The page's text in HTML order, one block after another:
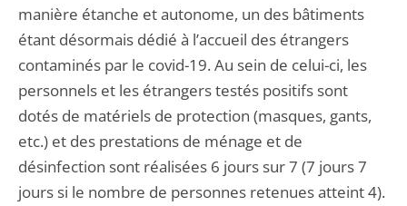
manière étanche et autonome, un des bâtiments
étant désormais dédié à l’accueil des étrangers
contaminés par le covid-19. Au sein de celui-ci, les
personnels et les étrangers testés positifs sont
dotés de matériels de protection (masques, gants,
etc.) et des prestations de ménage et de
désinfection sont réalisées 6 jours sur 7 (7 jours 7
jours si le nombre de personnes retenues atteint 4).